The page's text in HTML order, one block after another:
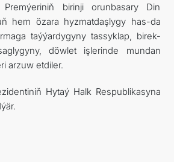
birinji orunbasary Din
hem özara hyzmatdaşlygy has-da
taýýardygyny tassyklap, birek-
döwlet işlerinde mundan
arzuw etdiler.
Hytaý Halk Respublikasyna